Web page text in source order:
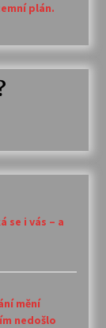
plán.
se i vás – a
mění
nedošlo